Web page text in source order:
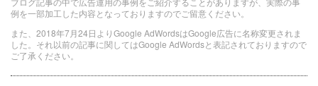
例を一部加工した内容となっておりますのでご留意ください。
また、2018年7月24日よりGoogle AdWordsはGoogle広告に名称変更されま
した。それ以前の記事に関してはGoogle AdWordsと表記されておりますので
ご了承ください。